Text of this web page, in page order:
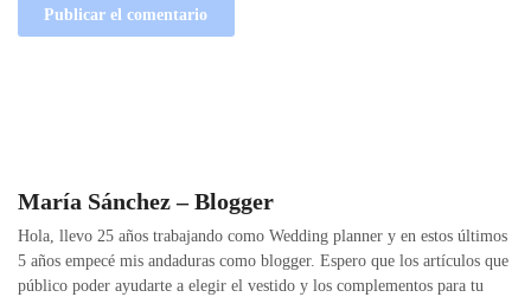
María Sánchez – Blogger
Hola, llevo 25 años trabajando como Wedding planner y en estos últimos
5 años empecé mis andaduras como blogger. Espero que los artículos que
público poder ayudarte a elegir el vestido y los complementos para tu